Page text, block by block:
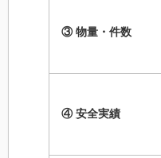
③ 物量・件数
④ 安全実績